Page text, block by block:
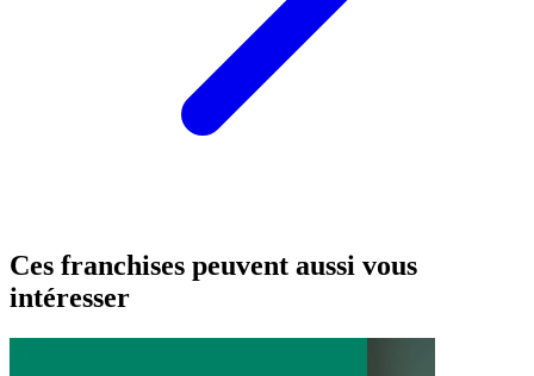
Ces franchises peuvent aussi vous
intéresser